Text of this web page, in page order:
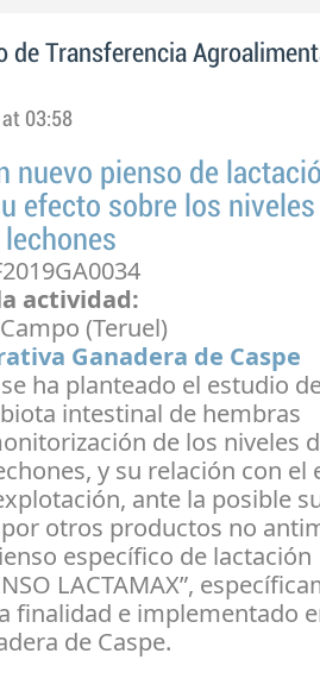
de Transferencia
03:58
nuevo pienso de
efecto sobre los
actividad:
(Teruel)
Ganadera de Caspe
ha planteado el estudio
intestinal de hembras
de los niveles
y su relación con el
ante la posible
otros productos no
específico de lactación
LACTAMAX”,
finalidad e implementado
de Caspe.